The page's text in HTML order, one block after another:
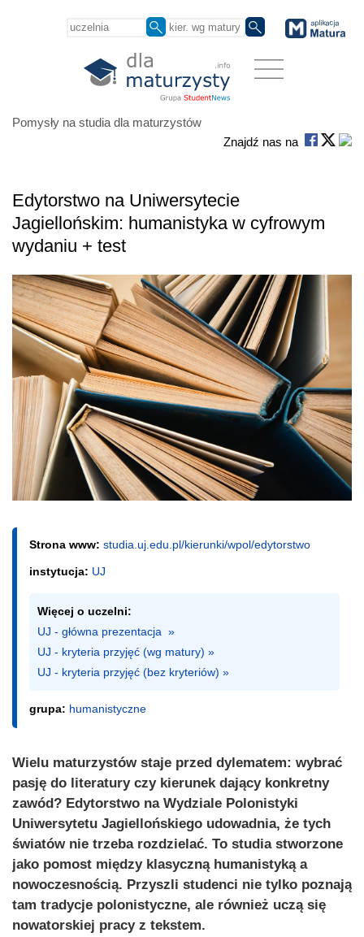
Pomysły na studia dla maturzystów
Znajdź nas na
Edytorstwo na Uniwersytecie
Jagiellońskim: humanistyka w cyfrowym
wydaniu + test
Strona www: studia.uj.edu.pl/kierunki/wpol/edytorstwo
instytucja: UJ
Więcej o uczelni:
UJ - główna prezentacja  »
UJ - kryteria przyjęć (wg matury) »
UJ - kryteria przyjęć (bez kryteriów) »
grupa: humanistyczne
Wielu maturzystów staje przed dylematem: wybrać
pasję do literatury czy kierunek dający konkretny
zawód? Edytorstwo na Wydziale Polonistyki
Uniwersytetu Jagiellońskiego udowadnia, że tych
światów nie trzeba rozdzielać. To studia stworzone
jako pomost między klasyczną humanistyką a
nowoczesnością. Przyszli studenci nie tylko poznają
tam tradycje polonistyczne, ale również uczą się
nowatorskiej pracy z tekstem.